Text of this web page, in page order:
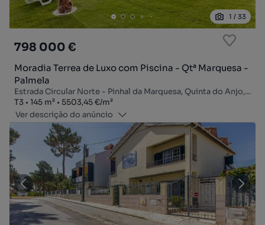
1 / 33
798 000 €
Moradia Terrea de Luxo com Piscina - Qtª Marquesa -
Palmela
Estrada Circular Norte - Pinhal da Marquesa, Quinta do Anjo, Palmela, Setúbal
Tipologia
T3
Zona145 m²
Preço por metro quadrado
5503,45 €/m²
Ver descrição do anúncio